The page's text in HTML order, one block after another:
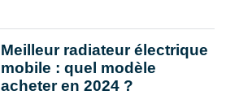
Meilleur radiateur électrique
mobile : quel modèle
acheter en 2024 ?